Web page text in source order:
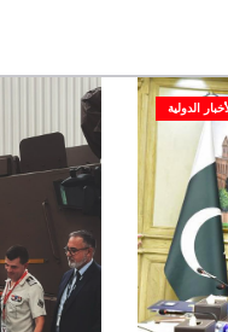
الدولية